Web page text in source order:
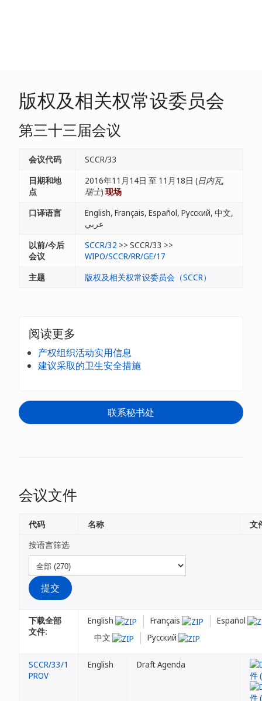
版权及相关权常设委员会
第三十三届会议
会议代码
SCCR/33
日期和地
点
2016年11月14日 至 11月18日 (日内瓦,
瑞士) 现场
口译语言
English, Français, Español, Русский, 中文,
عربي
以前/今后
会议
SCCR/32 >> SCCR/33 >>
WIPO/SCCR/RR/GE/17
主题
版权及相关权常设委员会（SCCR）
阅读更多
产权组织活动实用信息
建议采取的卫生安全措施
联系秘书处
会议文件
按语言筛选
下载全部
文件:
English Français
Español
中文
Русский
代码 名称 文
SCCR/33/1
PROV
English Draft Agenda